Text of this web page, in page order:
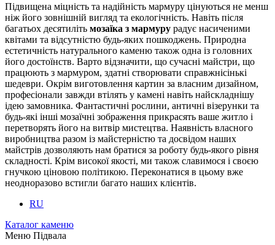
Підвищена міцність та надійність мармуру цінуються не менш
ніж його зовнішній вигляд та екологічність. Навіть після
багатьох десятиліть мозаїка з мармуру радує насиченими
квітами та відсутністю будь-яких пошкоджень. Природна
естетичність натурального каменю також одна із головних
його достоїнств. Варто відзначити, що сучасні майстри, що
працюють з мармуром, здатні створювати справжнісінькі
шедеври. Окрім виготовлення картин за власним дизайном,
професіонали завжди втілять у камені навіть найскладнішу
ідею замовника. Фантастичні рослини, античні візерунки та
будь-які інші мозаїчні зображення прикрасять ваше житло і
перетворять його на витвір мистецтва. Наявність власного
виробництва разом із майстерністю та досвідом наших
майстрів дозволяють нам братися за роботу будь-якого рівня
складності. Крім високої якості, ми також славимося і своєю
гнучкою ціновою політикою. Переконатися в цьому вже
неодноразово встигли багато наших клієнтів.
RU
Каталог каменю
Меню Підвала